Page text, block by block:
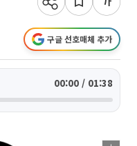
구글 선호매체 추가
00:00 / 01:38